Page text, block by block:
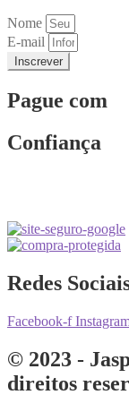
Nome
E-mail
Inscrever
Pague com
Confiança
Redes
Facebook-f
© 2023 -
direitos